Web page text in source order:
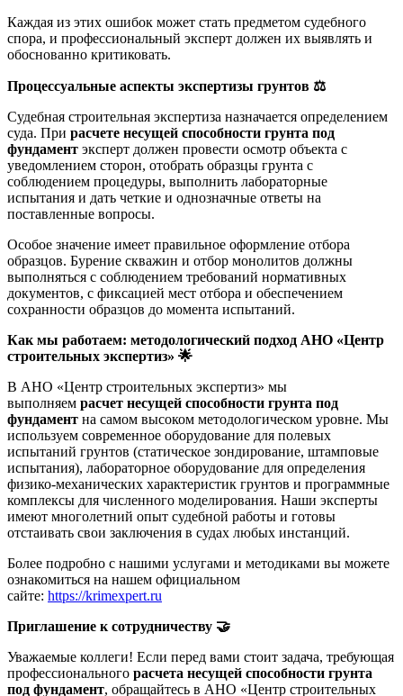
Каждая из этих ошибок может стать предметом судебного
спора, и профессиональный эксперт должен их выявлять и
обоснованно критиковать.
Процессуальные аспекты экспертизы грунтов ⚖️
Судебная строительная экспертиза назначается определением
суда. При расчете несущей способности грунта под
фундамент эксперт должен провести осмотр объекта с
уведомлением сторон, отобрать образцы грунта с
соблюдением процедуры, выполнить лабораторные
испытания и дать четкие и однозначные ответы на
поставленные вопросы.
Особое значение имеет правильное оформление отбора
образцов. Бурение скважин и отбор монолитов должны
выполняться с соблюдением требований нормативных
документов, с фиксацией мест отбора и обеспечением
сохранности образцов до момента испытаний.
Как мы работаем: методологический подход АНО «Центр
строительных экспертиз» 🌟
В АНО «Центр строительных экспертиз» мы
выполняем расчет несущей способности грунта под
фундамент на самом высоком методологическом уровне. Мы
используем современное оборудование для полевых
испытаний грунтов (статическое зондирование, штамповые
испытания), лабораторное оборудование для определения
физико-механических характеристик грунтов и программные
комплексы для численного моделирования. Наши эксперты
имеют многолетний опыт судебной работы и готовы
отстаивать свои заключения в судах любых инстанций.
Более подробно с нашими услугами и методиками вы можете
ознакомиться на нашем официальном
сайте: https://krimexpert.ru
Приглашение к сотрудничеству 🤝
Уважаемые коллеги! Если перед вами стоит задача, требующая
профессионального расчета несущей способности грунта
под фундамент, обращайтесь в АНО «Центр строительных